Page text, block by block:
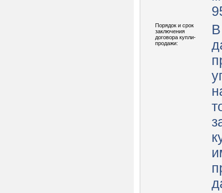
Порядок и срок
заключения
договора купли-
продажи: